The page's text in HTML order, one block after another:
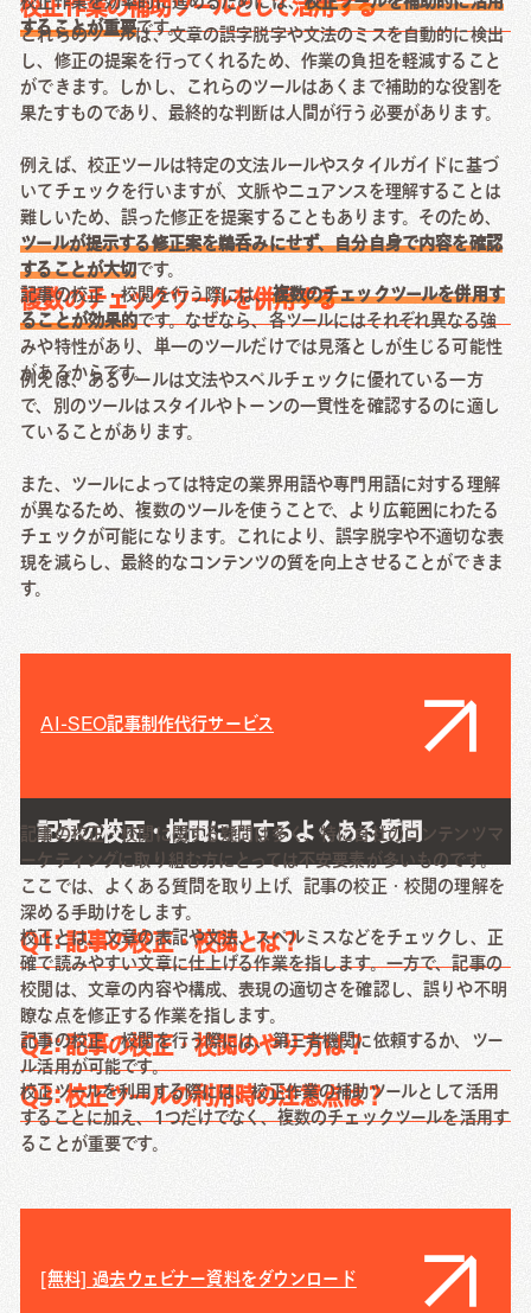
校正作業の補助ツールとして活用する
することが重要です。
これらのツールは、文章の誤字脱字や文法のミスを自動的に検出
し、修正の提案を行ってくれるため、作業の負担を軽減すること
ができます。しかし、これらのツールはあくまで補助的な役割を
果たすものであり、最終的な判断は人間が行う必要があります。
例えば、校正ツールは特定の文法ルールやスタイルガイドに基づ
いてチェックを行いますが、文脈やニュアンスを理解することは
難しいため、誤った修正を提案することもあります。そのため、
ツールが提示する修正案を鵜呑みにせず、自分自身で内容を確認
することが大切です。
複数のチェックツールを併用する
記事の校正・校閲を行う際には、複数のチェックツールを併用す
ることが効果的です。なぜなら、各ツールにはそれぞれ異なる強
みや特性があり、単一のツールだけでは見落としが生じる可能性
があるからです。
例えば、あるツールは文法やスペルチェックに優れている一方
で、別のツールはスタイルやトーンの一貫性を確認するのに適し
ていることがあります。
また、ツールによっては特定の業界用語や専門用語に対する理解
が異なるため、複数のツールを使うことで、より広範囲にわたる
チェックが可能になります。これにより、誤字脱字や不適切な表
現を減らし、最終的なコンテンツの質を向上させることができま
す。
AI-SEO記事制作代行サービス
記事の校正・校閲に関するよくある質問
記事の校正・校閲に関する疑問は多く、特に自社のコンテンツマ
ーケティングに取り組む方にとっては不安要素が多いものです。
ここでは、よくある質問を取り上げ、記事の校正・校閲の理解を
深める手助けをします。
Q1: 記事の校正・校閲とは？
校正とは、文章の表記や文法、スペルミスなどをチェックし、正
確で読みやすい文章に仕上げる作業を指します。一方で、記事の
校閲は、文章の内容や構成、表現の適切さを確認し、誤りや不明
瞭な点を修正する作業を指します。
Q2: 記事の校正・校閲のやり方は？
記事の校正・校閲を行う際には、第三者機関に依頼するか、ツー
ル活用が可能です。
Q3: 校正ツールの利用時の注意点は？
校正ツールを利用する際には、校正作業の補助ツールとして活用
することに加え、1つだけでなく、複数のチェックツールを活用す
ることが重要です。
[無料] 過去ウェビナー資料をダウンロード